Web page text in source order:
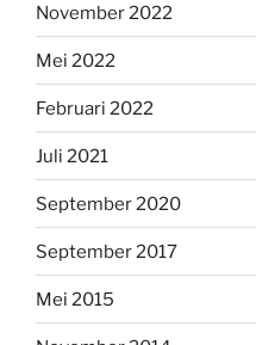
November 2022
Mei 2022
Februari 2022
Juli 2021
September 2020
September 2017
Mei 2015